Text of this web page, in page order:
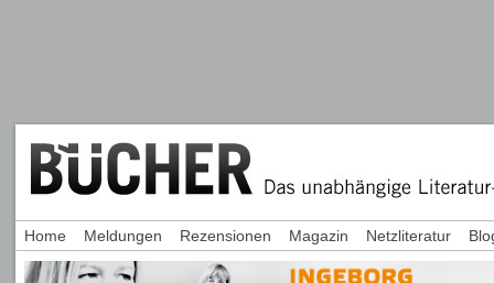
Home Meldungen Rezensionen Magazin Netzliteratur